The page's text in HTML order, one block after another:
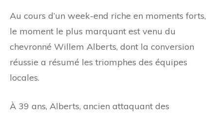
Au cours d’un week-end riche en moments forts,
le moment le plus marquant est venu du
chevronné Willem Alberts, dont la conversion
réussie a résumé les triomphes des équipes
locales.
À 39 ans, Alberts, ancien attaquant des